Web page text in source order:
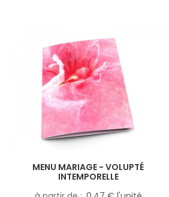
MENU MARIAGE - VOLUPTÉ
INTEMPORELLE